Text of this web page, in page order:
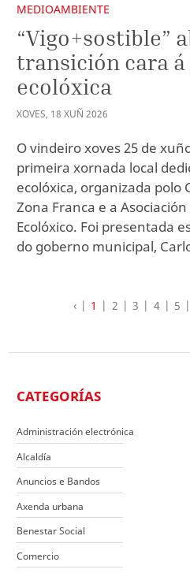
MEDIOAMBIENTE
“Vigo+sostible”
transición cara
ecolóxica
XOVES, 18 XUÑ 2026
O vindeiro xoves 25 de
primeira xornada local
ecolóxica, organizada polo
Zona Franca e a
Ecolóxico. Foi presentada
do goberno municipal,
‹ 1 2 3 4 5
CATEGORÍAS
Administración electrónica
Alcaldía
Anuncios e Bandos
Axenda urbana
Benestar Social
Comercio